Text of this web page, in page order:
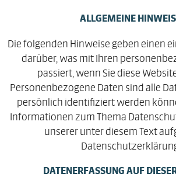
ALLGEMEINE
Die folgenden Hinweise geben einen
darüber, was mit Ihren
passiert, wenn Sie diese
Personenbezogene Daten sind alle
persönlich identifiziert werden
Informationen zum Thema
unserer unter diesem Text
DATENERFASSUNG AUF